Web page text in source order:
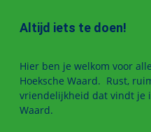
Altijd iets te doen!
Hier ben je welkom voor
Hoeksche Waard. Rust,
vriendelijkheid dat vindt je
Waard.